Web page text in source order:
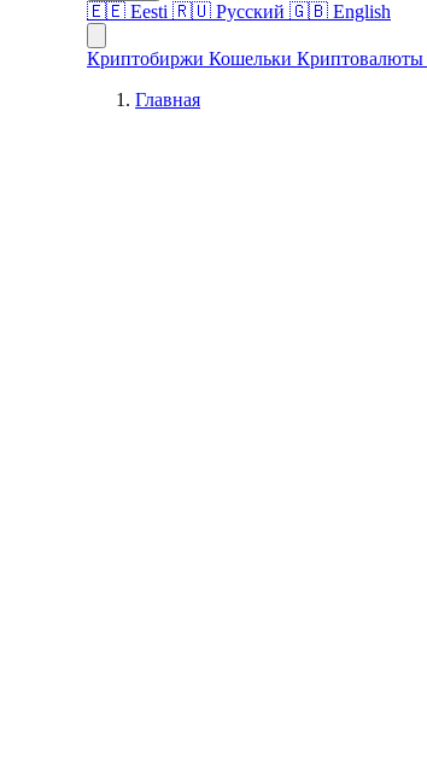
🇪🇪 Eesti 🇷🇺 Русский 🇬🇧 English
Криптобиржи Кошельки Криптовалюты
Главная